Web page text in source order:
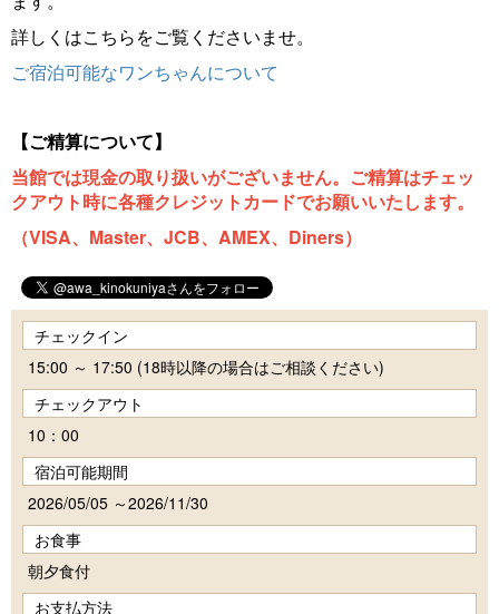
詳しくはこちらをご覧くださいませ。
ご宿泊可能なワンちゃんについて
【ご精算について】
当館では現金の取り扱いがございません。ご精算はチェッ
クアウト時に各種クレジットカードでお願いいたします。
（VISA、Master、JCB、AMEX、Diners）
チェックイン
15:00 ～ 17:50 (18時以降の場合はご相談ください)
チェックアウト
10：00
宿泊可能期間
2026/05/05 ～2026/11/30
お食事
朝夕食付
お支払方法